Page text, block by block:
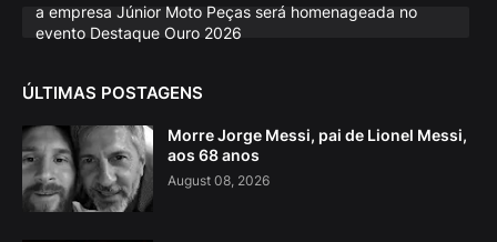
a empresa Júnior Moto Peças será homenageada no
evento Destaque Ouro 2026
ÚLTIMAS POSTAGENS
Morre Jorge Messi, pai de Lionel Messi,
aos 68 anos
August 08, 2026